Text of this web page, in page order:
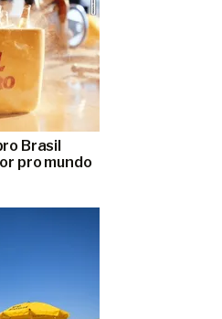
Brasil
pro mundo